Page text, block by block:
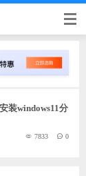
装windows11分
7833 0